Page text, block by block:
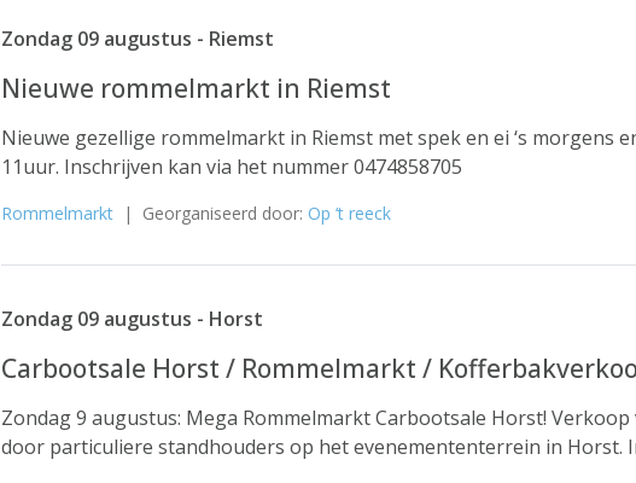
Zondag 09 augustus - Riemst
Nieuwe rommelmarkt in Riemst
Nieuwe gezellige rommelmarkt in Riemst met spek en ei ‘s morgens
11uur. Inschrijven kan via het nummer 0474858705
Rommelmarkt | Georganiseerd door: Op ‘t reeck
Zondag 09 augustus - Horst
Carbootsale Horst / Rommelmarkt /
Zondag 9 augustus: Mega Rommelmarkt Carbootsale Horst!
door particuliere standhouders op het evenemententerrein in Horst.